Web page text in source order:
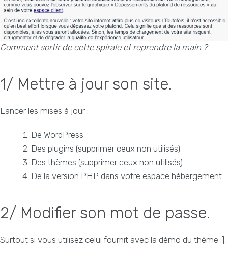
Comment sortir de cette spirale et reprendre la main ?
1/ Mettre à jour son site.
Lancer les mises à jour :
De WordPress.
Des plugins (supprimer ceux non utilisés).
Des thèmes (supprimer ceux non utilisés).
De la version PHP dans votre espace hébergement.
2/ Modifier son mot de passe.
Surtout si vous utilisez celui fournit avec la démo du thème :].